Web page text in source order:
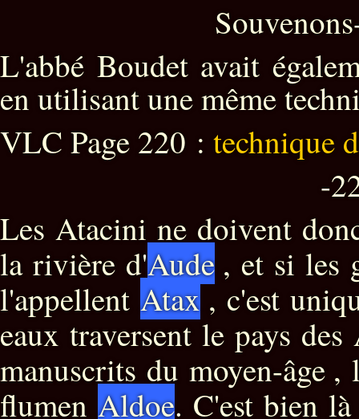
L'abbé Boudet avait
en utilisant une même
VLC Page 220 : technique
-
Les Atacini ne doivent
la rivière d'Aude , et si les
l'appellent Atax, c'est
eaux traversent le pays
manuscrits du moyen-âge ,
flumen Aldoe. C'est bien